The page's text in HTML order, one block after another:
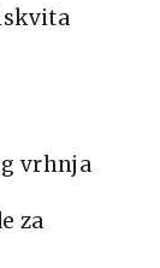
vrhnja
za